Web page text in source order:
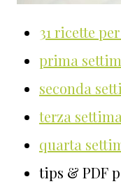
31 ricette
prima
seconda
terza
quarta
tips & PDF